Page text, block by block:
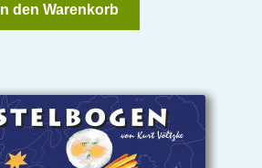
In den Warenkorb